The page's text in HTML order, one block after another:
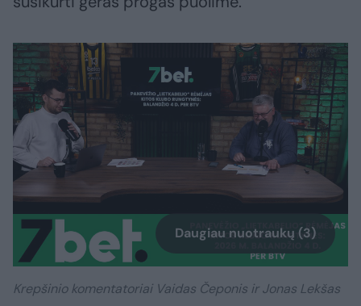
Daugiau nuotraukų (3)
Krepšinio komentatoriai Vaidas Čeponis ir Jonas Lekšas